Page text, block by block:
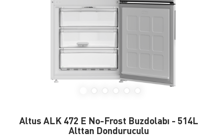
Altus ALK 472 E No-Frost Buzdolabı - 514L
Alttan Donduruculu